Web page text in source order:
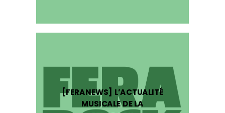
[FERANEWS] L’ACTUALITÉ
MUSICALE DE LA